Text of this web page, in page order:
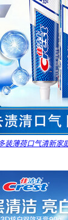
装薄荷口气清新家